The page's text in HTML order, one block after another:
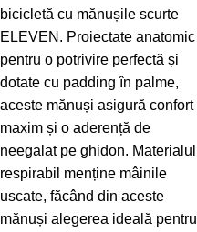
bicicletă cu mănușile scurte
ELEVEN. Proiectate anatomic
pentru o potrivire perfectă și
dotate cu padding în palme,
aceste mănuși asigură confort
maxim și o aderență de
neegalat pe ghidon. Materialul
respirabil menține mâinile
uscate, făcând din aceste
mănuși alegerea ideală pentru